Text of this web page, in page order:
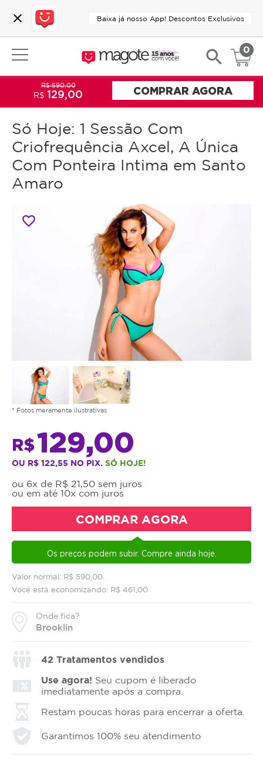
close Baixa já nosso App! Descontos Exclusivos
search 0
Só Hoje: 1 Sessão Com
Criofrequência Axcel, A Única
Com Ponteira Intima em Santo
Amaro
favorite_border
* Fotos meramente ilustrativas
Valor normal: R$ 590,00.
Você está economizando: R$ 461,00
Onde fica?
Brooklin
R$129,00
OU R$ 122,55 NO PIX. SÓ HOJE!
ou 6x de R$ 21,50 sem juros
ou em até 10x com juros
COMPRAR AGORA
Os preços podem subir. Compre ainda hoje.
R$ 590,00
R$129,00 COMPRAR AGORA
42 Tratamentos vendidos
Use agora! Seu cupom é liberado
imediatamente após a compra.
Restam poucas horas para encerrar a oferta.
Garantimos 100% seu atendimento